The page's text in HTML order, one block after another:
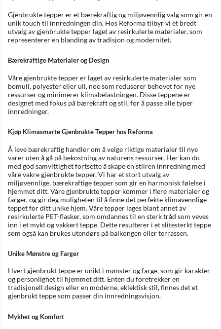
Gjenbrukte tepper er et bærekraftig og miljøvennlig valg som gir en
unik touch til innredningen din. Hos Reforma tilbyr vi et bredt
utvalg av gjenbrukte tepper laget av resirkulerte materialer, som
representerer en blanding av tradisjon og modernitet.
Bærekraftige Materialer og Design
Våre gjenbrukte tepper er laget av resirkulerte materialer som
bomull, polyester eller ull, noe som reduserer behovet for nye
ressurser og minimerer klimabelastningen. Disse teppene er
designet med fokus på bærekraft og stil, for å passe alle typer
innredninger.
Kjøp Klimasmarte Gjenbrukte Tepper hos Reforma
Å leve bærekraftig handler om å velge riktige materialer til nye
varer uten å gå på bekostning av naturens ressurser. Her kan du
med god samvittighet fortsette å skape en stilren innredning med
våre vakre gjenbrukte tepper. Vi har et stort utvalg av
miljøvennlige, bærekraftige tepper som gir en harmonisk følelse i
hjemmet ditt. Våre gjenbrukte tepper kommer i flere materialer og
farger, og gir deg muligheten til å finne det perfekte klimavennlige
teppet for ditt unike hjem. Våre tepper lages blant annet av
resirkulerte PET-flasker, som omdannes til en sterk tråd som veves
inn i et mykt og vakkert teppe. Dette resulterer i et slitesterkt teppe
som også kan brukes utendørs på balkongen eller terrassen.
Unike Mønstre og Farger
Hvert gjenbrukt teppe er unikt i mønster og farge, som gir karakter
og personlighet til hjemmet ditt. Enten du foretrekker en
tradisjonell design eller en moderne, eklektisk stil, finnes det et
gjenbrukt teppe som passer din innredningsvisjon.
Mykhet og Komfort